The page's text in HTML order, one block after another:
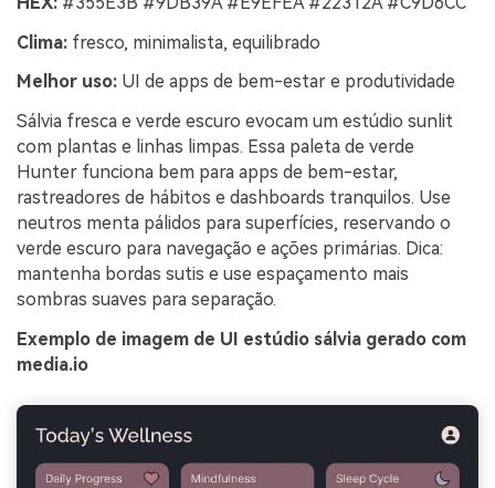
Clima: fresco, minimalista, equilibrado
Melhor uso: UI de apps de bem-estar e produtividade
Sálvia fresca e verde escuro evocam um estúdio sunlit
com plantas e linhas limpas. Essa paleta de verde
Hunter funciona bem para apps de bem-estar,
rastreadores de hábitos e dashboards tranquilos. Use
neutros menta pálidos para superfícies, reservando o
verde escuro para navegação e ações primárias. Dica:
mantenha bordas sutis e use espaçamento mais
sombras suaves para separação.
Exemplo de imagem de UI estúdio sálvia gerado com
media.io